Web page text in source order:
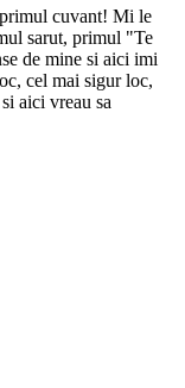
cuvant! Mi le
sarut, primul "Te
de mine si aici imi
cel mai sigur loc,
aici vreau sa